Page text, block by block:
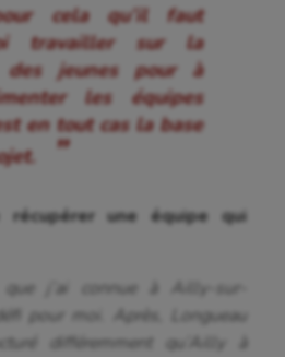
cela qu’il faut
travailler sur la
des jeunes pour à
les équipes
en tout cas la base
une équipe qui
que j’ai connue à Ailly-sur-
pour moi. Après, Longueau
différemment qu’Ailly à